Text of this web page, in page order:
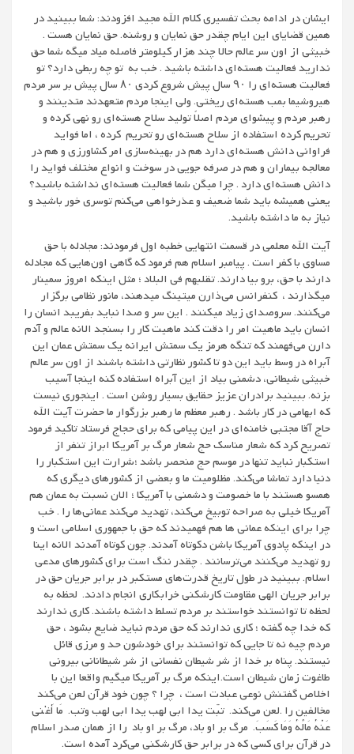
ایشان در ادامه بحث تفسیری کلام الله مجید افزودند: شما ببینید در
همین قضایای این ایام چقدر حق نمایان و روشنه. حق نمایان هست .
خبیثی از اون سر عالم حالا چند هزار کیلومتر فاصله میاد میگه شما حق
ندارید فعالیت هسته‌ای داشته باشید . خب به تو چه ربطی دارد؟ تو
فعالیت هسته‌ای را ۹۰ سال پیش شروع کردی ۸۰ سال پیش بر سر مردم
هیروشیما بمب هسته‌ای ریختی. ولی اینجا مردم متعهدند متدینند و
رهبر مردم و پیشوای مردم اصلاً تولید سلاح هسته‌ای رو نهی کرده و
تحریم کرده استفاده از سلاح هسته‌ای رو تحریم کرده ، اما فواید
فراوانی دانش هسته‌ای دارد هم در بهینه‌سازی امر کشاورزی و هم در
معالجه بیماران و هم در صرفه جویی در سوخت و انواع مختلف فواید را
دانش هسته‌ای دارد . چرا میگن شما فعالیت هسته‌ای نداشته باشید؟
یعنی همیشه باید شما ضعیف و عذرخواهی می‌کنم توسری خور باشید و
نیاز به ما داشته باشید.
آیت الله معلمی در قسمت انتهایی خطبه اول فرمودند: مجادله با حق
مساوی با کفر است . پیامبر اسلام هم فرمود که گاهی اون‌هایی که مجادله
دارند با حق، برو بیا دارند. تقلبهم فی البلاد ؛ مثل اینکه امروز سمینار
میگذارند ، کنفرانس می‌ذارن میتینگ میدهند، مانور نظامی برگزار
می‌کنند. سروصدای زیاد میکنند . این سر و صدا نباید بفریبد انسان را
انسان باید ماهیت امر را دقت کند ماهیت کار را بسنجد الانه عالم و آدم
دارن می‌فهمند که تنگه هرمز یک سمتش ایرانه یک سمتش عمان این
آبراه در وسط باید این دو تا کشور نظارتی داشته باشند از اون سر عالم
خبیثی شیطانی، دشمنی بیاد از این آبراه استفاده کنه اینجا آسیب
بزنه. ببینید برادران عزیز حقایق بسیار روشن است . اینجوری نیست
که ابهامی در کار باشد . رهبر معظم ما رهبر بزرگوار ما حضرت آیت الله
حاج آقا مجتبی خامنه‌ای در این پیامی که برای حجاج فرستاد تاکید فرمود
تصریح کرد که شعار مناسک حج شعار مرگ بر آمریکا ابراز تنفر از
استکبار نباید تنها در موسم حج منحصر باشد ؛شرارت این استکبار را
دنیا دارد تماشا می‌کند. مظلومیت ما و بعضی از کشورهای دیگری که
همسو هستند با ما خصومت و دشمنی با آمریکا ؛ الان نسبت به عمان هم
آمریکا خیلی به صراحه توبیخ می‌کند، تهدید می‌کند عمانی‌ها را . خب
چرا برای اینکه عمانی ها هم فهمیدند که حق با جمهوری اسلامی است و
در اینکه پادوی آمریکا باشن دکوتاه آمدند. چون کوتاه آمدند الانه اینا
رو تهدید می‌کنند می‌ترسانند . چقدر ننگ است برای کشورهای مدعی
اسلام. ببینید در طول تاریخ قدرت‌های مستکبر در برابر جریان حق در
برابر جریان الهی مقاومت کارشکنی خرابکاری انجام دادند. لحظه به
لحظه تا توانستند خواستند بر مردم تسلط داشته باشند. کاری ندارند
که خدا چه گفته ؛ کاری ندارند که حق مردم نباید ضایع بشود ، حق
مردم چیه نه تا جایی که توانستند برای خودشون حد و مرزی قائل
نیستند. پناه بر خدا از شر شیطان نفسانی از شر شیطانانی بیرونی
طاغوت زمان شیطان است.اینکه مرگ بر آمریکا میگیم واقعا این با
اخلاص گفتنش نوعی عبادت است ، چرا ؟ چون خود قرآن لعن می‌کند
مخالفین را .لعن می‌کند. تبّت یدا ابی لهب یدا ابی لهب وتب. مَا أَغْنَى
عَنْهُ مَالُهُ وَمَا كَسَبَ. مرگ بر او باد، مرگ بر او باد را از همان صدر اسلام
در قرآن برای کسی که در برابر حق کارشکنی می‌کرد آمده است.